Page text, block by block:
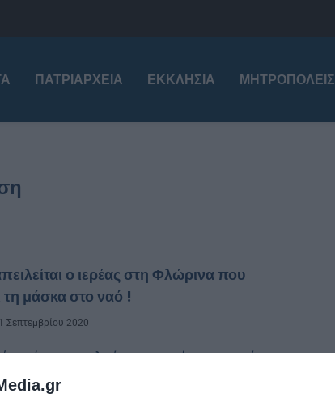
ΠΑΤΡΙΑΡΧΕΊΑ ΕΚΚΛΗΣΊΑ ΜΗΤΡΟΠΌΛΕΙΣ
ο ιερέας στη Φλώρινα που
μάσκα στο ναό !
1 Σεπτεμβρίου 2020
παύση απειλείται ο ιερέας ο οποίος
τη χρήση μάσκας σε ναό της μητρόπολης